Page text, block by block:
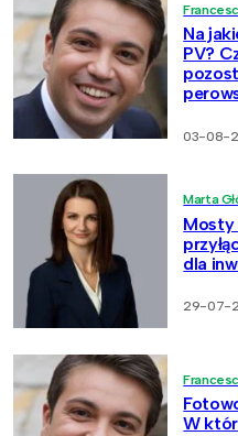
Na
PV?
03-08-
Marta
Mosty
dla
29-07-
W